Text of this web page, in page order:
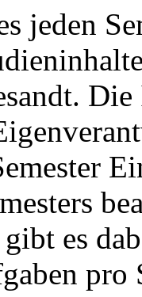
jeden
es
pro